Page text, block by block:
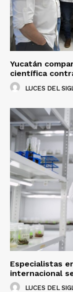
Yucatán
científica
LUCES DEL
Especialistas
internacional
LUCES DEL